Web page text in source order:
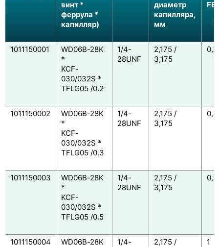
винт *
феррула *
капилляр)
диаметр
капилляра,
мм
1011150001
WD06B-28K
*
KCF-
030/032S *
TFLG05 /0.2
1/4-
28UNF
2,175 /
3,175
0,2
1011150002
WD06B-28K
*
KCF-
030/032S *
TFLG05 /0.3
1/4-
28UNF
2,175 /
3,175
0,3
1011150003
WD06B-28K
*
KCF-
030/032S *
TFLG05 /0.5
1/4-
28UNF
2,175 /
3,175
0,5
1011150004
WD06B-28K
1/4-
2,175 /
1